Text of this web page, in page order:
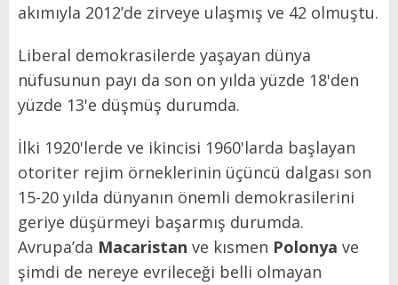
akımıyla 2012’de zirveye ulaşmış ve 42 olmuştu.
Liberal demokrasilerde yaşayan dünya
nüfusunun payı da son on yılda yüzde 18'den
yüzde 13'e düşmüş durumda.
İlki 1920'lerde ve ikincisi 1960'larda başlayan
otoriter rejim örneklerinin üçüncü dalgası son
15-20 yılda dünyanın önemli demokrasilerini
geriye düşürmeyi başarmış durumda.
Avrupa’da Macaristan ve kısmen Polonya ve
şimdi de nereye evrileceği belli olmayan